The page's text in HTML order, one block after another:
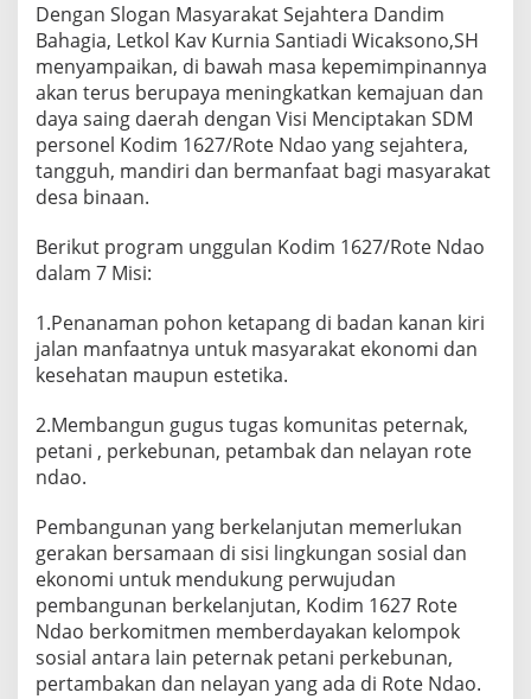
Dengan Slogan Masyarakat Sejahtera Dandim
Bahagia, Letkol Kav Kurnia Santiadi Wicaksono,SH
menyampaikan, di bawah masa kepemimpinannya
akan terus berupaya meningkatkan kemajuan dan
daya saing daerah dengan Visi Menciptakan SDM
personel Kodim 1627/Rote Ndao yang sejahtera,
tangguh, mandiri dan bermanfaat bagi masyarakat
desa binaan.
Berikut program unggulan Kodim 1627/Rote Ndao
dalam 7 Misi:
1.Penanaman pohon ketapang di badan kanan kiri
jalan manfaatnya untuk masyarakat ekonomi dan
kesehatan maupun estetika.
2.Membangun gugus tugas komunitas peternak,
petani , perkebunan, petambak dan nelayan rote
ndao.
Pembangunan yang berkelanjutan memerlukan
gerakan bersamaan di sisi lingkungan sosial dan
ekonomi untuk mendukung perwujudan
pembangunan berkelanjutan, Kodim 1627 Rote
Ndao berkomitmen memberdayakan kelompok
sosial antara lain peternak petani perkebunan,
pertambakan dan nelayan yang ada di Rote Ndao.